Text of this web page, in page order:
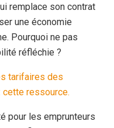
remplace son contrat
une économie
Pourquoi ne pas
réfléchie ?
tarifaires des
cette ressource.
pour les emprunteurs